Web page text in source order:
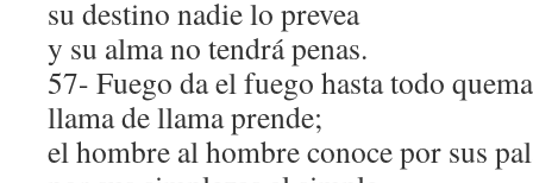
su destino nadie lo prevea
y su alma no tendrá penas.
57- Fuego da el fuego hasta todo
llama de llama prende;
el hombre al hombre conoce por sus